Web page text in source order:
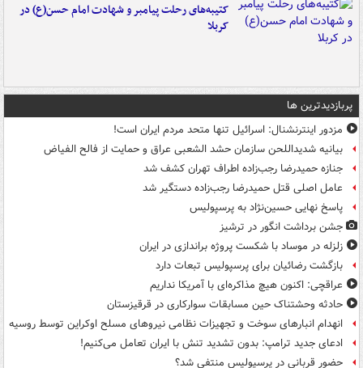
کتیبه‌های رحلت پیامبر و شهادت امام حسن(ع) در
کربلا
پربازدیدترین ها
مزدور اینترنشنال: اسرائیل تنها متحد مردم ایران است!
بیانیه شدیداللحن سازمان حشد الشعبی عراق و حمایت از فالح الفیاض
جنازه حمیدرضا رجب‌زاده اطراف تهران کشف شد
عامل اصلی قتل حمیدرضا رجب‌زاده دستگیر شد
پاسخ نهایی حسین‌نژاد به پرسپولیس
جشن برداشت انگور در ترشیز
زلزله در موساد با شکست پروژه براندازی در ایران
بازگشت رضائیان برای پرسپولیس تبعات دارد
عراقچی: اکنون هیچ مذاکره‌ای با آمریکا نداریم
حادثه وحشتناک حین مسابقات سوارکاری در قرقیزستان
انهدام انبارهای سوخت و تجهیزات نظامی نیروهای مسلح اوکراین توسط روسیه
ادعای جدید ترامپ: بدون تشدید تنش با ایران تعامل می‌کنیم!
حضور قربانی در پرسپولیس منتفی شد؟